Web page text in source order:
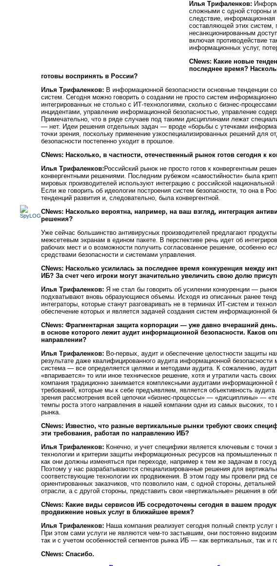
Илья Трифаленков:
сложными с одной стороны
следствие, информационная
составляющей этих систем,
несанкционированным
включая противодействие
информационных услуг,
CNews: Какие новые
последнее время?
готовы воспринять в России?
Илья Трифаленков: В информационной безопасности основные тенденции
систем. Сегодня можно говорить о создании не просто систем
интегрированных не столько с ИТ-технологиями, сколько с бизнес-
инцидентами, управление информационной безопасностью, управление
Примечательно, что в ряде случаев под такими дисциплинами лежат
— нет. Идеи решения отдельных задач — вроде «борьбы с утечками
точки зрения, поскольку применение узкоспециализированных решений для
безопасности постепенно уходит в прошлое.
CNews: Насколько, в частности, отечественный рынок готов сегодня к
Илья Трифаленков: Российский рынок не просто готов к конвергентным
конвергентными решениями. Последним рубежом «самостийности» была
мировых производителей используют интеграцию с российской
Если же говорить об идеологии построения систем безопасности, то она в
тенденций развития и, следовательно, была конвергентной.
CNews: Насколько вероятна, например, на ваш взгляд, интеграция
решения?
Уже сейчас большинство антивирусных производителей предлагают
межсетевым экранам в едином пакете. В перспективе речь идет об
рабочих мест и о возможности получить согласованное решение, особенно
средствами безопасности и системами управления.
CNews: Насколько усилилась за последнее время конкуренция между
ИБ? За счет чего игроки могут значительно увеличить свою долю
Илья Трифаленков: Я не стал бы говорить об усилении конкуренции —
подхватывают вновь образующиеся объемы. Исходя из описанных ранее
интеграторы, которые станут разговаривать не в терминах ИТ-систем и
обеспечение которых и является задачей создания систем информационной
CNews: Фрагментарная защита корпорации — уже давно вчерашний
в основе которого лежит аудит информационной безопасности. Каков
направлении?
Илья Трифаленков: Во-первых, аудит и обеспечение целостности защиты
результате даже квалифицированного аудита информационной
система — все определяется целями и методами аудита. К сожалению,
«впаривается» то или иное техническое решение, хотя и утратили часть
компания традиционно занимается комплексными аудитами информационной
требований, которые мы к себе предъявляем, является объективность
зрения рассмотрения всей цепочки «бизнес-процессы» — «дисциплины» —
темпы роста этого направления в нашей компании одни из самых высоких,
рынка.
CNews: Известно, что разные вертикальные рынки требуют своих
эти требования, работая по направлению ИБ?
Илья Трифаленков: Конечно, и учет специфики является ключевым с точки
технологии и критерии защиты информационных ресурсов на промышленных
как они должны изменяться при переходе, например к тем же задачам в
Поэтому у нас разрабатываются специализированные решения для
соответствующие технологии их продвижения. В этом году мы провели ряд
ориентированных заказчиков, что позволило нам, с одной стороны,
отрасли, а с другой стороны, представить свои «вертикальные» решения в
CNews: Какие виды сервисов ИБ сосредоточены сегодня в вашем
продвижение новых услуг в ближайшее время?
Илья Трифаленков: Наша компания реализует сегодня полный спектр
При этом сами услуги не являются чем-то застывшим, они постоянно
так и с учетом особенностей сегментов рынка ИБ — как вертикальных, так и
CNews: Спасибо.